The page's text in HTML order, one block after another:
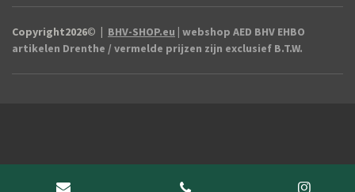
Copyright2026© | BHV-SHOP.eu | webshop AED BHV EHBO
artikelen Drenthe / vermelde prijzen zijn exclusief B.T.W.